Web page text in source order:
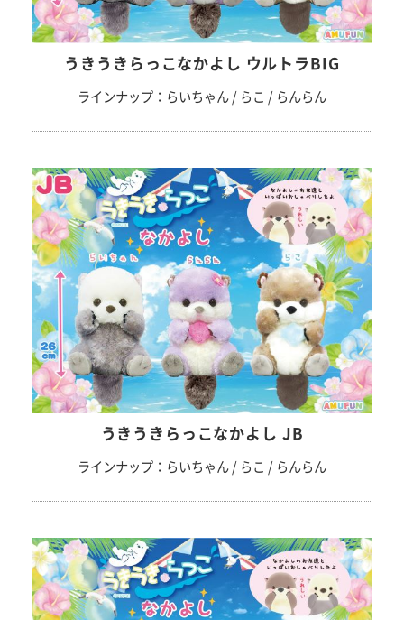
うきうきらっこなかよし ウルトラBIG
ラインナップ：らいちゃん / らこ / らんらん
うきうきらっこなかよし JB
ラインナップ：らいちゃん / らこ / らんらん